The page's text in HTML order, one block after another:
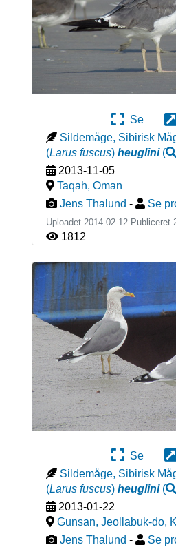
Se
Sildemåge, Sibirisk
(Larus fuscus) heuglini(
2013-11-05
Taqah, Oman
Jens Thalund - Se
Uploadet 2014-02-12 Publiceret
1812
Se
Sildemåge, Sibirisk
(Larus fuscus) heuglini(
2013-01-22
Gunsan, Jeollabuk-do,
Jens Thalund - Se